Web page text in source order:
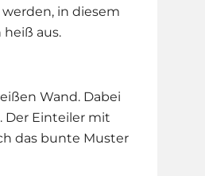
werden, in diesem
aus.
Wand. Dabei
Der Einteiler mit
das bunte Muster